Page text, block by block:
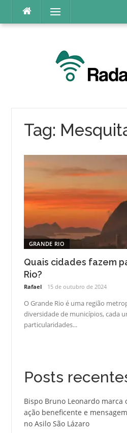
o
Menu
Tag:
GRANDE RIO
Quais cidades fazem
Rio?
Rafael 15 de outubro de 2024
O Grande Rio é uma região
diversidade de municípios, cada
particularidades...
Posts
Bispo Bruno Leonardo marca
ação beneficente e
no Asilo São Lázaro